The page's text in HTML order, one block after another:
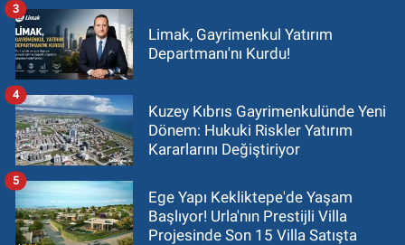
Limak, Gayrimenkul Yatırım
Departmanı'nı Kurdu!
3
Kuzey Kıbrıs Gayrimenkulünde Yeni
Dönem: Hukuki Riskler Yatırım
Kararlarını Değiştiriyor
4
Ege Yapı Kekliktepe'de Yaşam
Başlıyor! Urla'nın Prestijli Villa
Projesinde Son 15 Villa Satışta
5